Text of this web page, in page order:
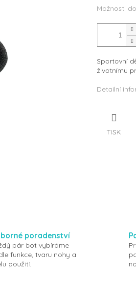
Možnosti
Sportovní
životnímu
Detailní
TISK
poradenství
pár bot vybíráme
funkce, tvaru nohy a
použití.